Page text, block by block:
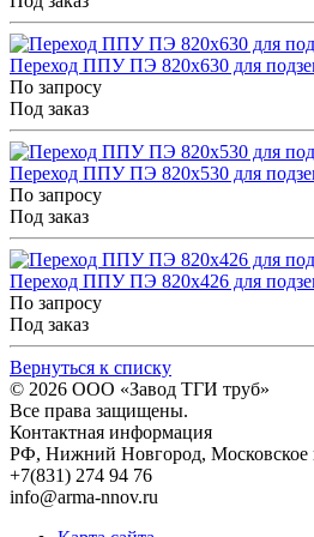
Переход ППУ ПЭ 820x630 для
По запросу
Под заказ
Переход ППУ ПЭ 820x530 для
По запросу
Под заказ
Переход ППУ ПЭ 820x426 для
По запросу
Под заказ
Вернуться к списку
© 2026 ООО «Завод ТГИ труб»
Все права защищены.
Контактная информация
РФ, Нижний Новгород,
+7(831) 274 94 76
info@arma-nnov.ru